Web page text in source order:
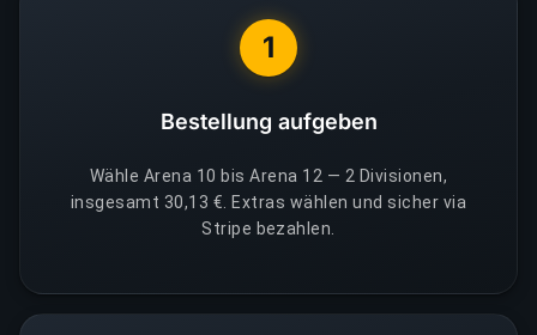
1
Bestellung aufgeben
Wähle Arena 10 bis Arena 12 — 2 Divisionen,
insgesamt 30,13 €. Extras wählen und sicher via
Stripe bezahlen.